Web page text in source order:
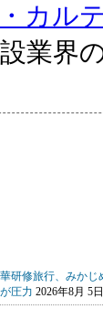
・カル
業界